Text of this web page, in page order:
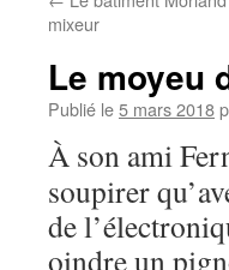
mixeur
Le moyeu
Publié le5 mars 2018
À son ami
soupirer
de
oindre un